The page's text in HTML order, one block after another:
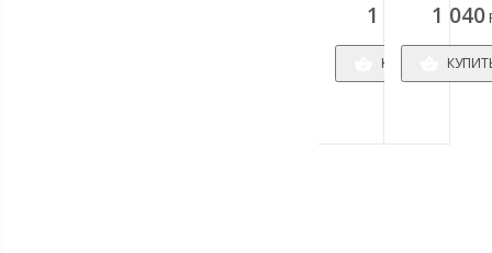
1 040
КУПИТЬ
1 040